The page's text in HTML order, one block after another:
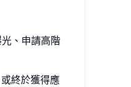
、申請高階
終於獲得應